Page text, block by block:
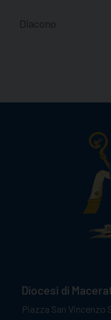
Diacono
Diocesi di
Piazza San Vincenzo